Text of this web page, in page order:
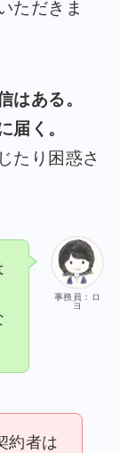
ただきま
はある。
届く。
たり困惑さ
事務員：ロ
ヨ
約者は